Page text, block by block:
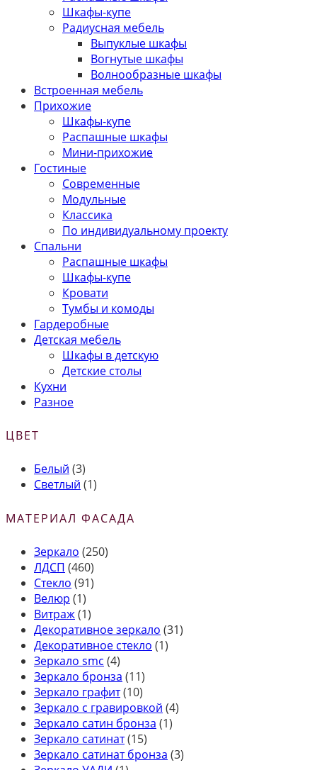
Шкафы-купе
Радиусная мебель
Выпуклые шкафы
Вогнутые шкафы
Волнообразные шкафы
Встроенная мебель
Прихожие
Шкафы-купе
Распашные шкафы
Мини-прихожие
Гостиные
Современные
Модульные
Классика
По индивидуальному проекту
Спальни
Распашные шкафы
Шкафы-купе
Кровати
Тумбы и комоды
Гардеробные
Детская мебель
Шкафы в детскую
Детские столы
Кухни
Разное
ЦВЕТ
Белый (3)
Светлый (1)
МАТЕРИАЛ ФАСАДА
Зеркало (250)
ЛДСП (460)
Стекло (91)
Велюр (1)
Витраж(1)
Декоративное зеркало (31)
Декоративное стекло (1)
Зеркало smc (4)
Зеркало бронза (11)
Зеркало графит(10)
Зеркало с гравировкой (4)
Зеркало сатин бронза (1)
Зеркало сатинат(15)
Зеркало сатинат бронза (3)